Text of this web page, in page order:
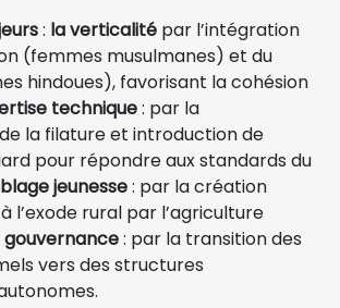
: la verticalité par l’intégration
(femmes musulmanes) et du
hindoues), favorisant la cohésion
technique: par la
la filature et introduction de
pour répondre aux standards du
jeunesse: par la création
l’exode rural par l’agriculture
gouvernance: par la transition des
vers des structures